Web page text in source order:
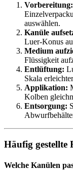
Vorbereitung:
auswählen.
Kanüle
Luer-Konus
Medium
Flüssigkeit
Entlüftung:
Skala
Applikation:
Kolben
Entsorgung:
Häufig gestellte
Welche Kanülen